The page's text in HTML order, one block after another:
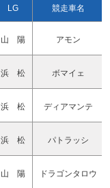
LG 競走車名
山 陽 アモン
浜 松 ボマイェ
浜 松 ディアマンテ
浜 松 パトラッシ
山 陽 ドラゴンタロウ